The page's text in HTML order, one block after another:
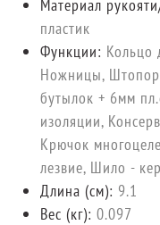
Материал
пластик
Функции: Кольцо
Ножницы,
бутылок + 6мм
изоляции,
Крючок
лезвие, Шило -
Длина (cм): 9.1
Вес (кг): 0.097